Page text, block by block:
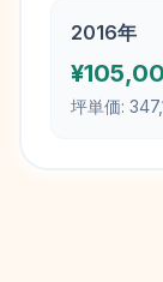
2016年
¥
坪単価: